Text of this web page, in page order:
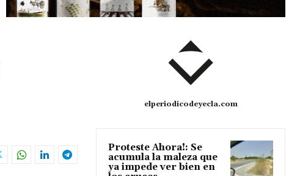
elperiodicodeyecla.com
Proteste Ahora!: Se
acumula la maleza que
ya impede ver bien en